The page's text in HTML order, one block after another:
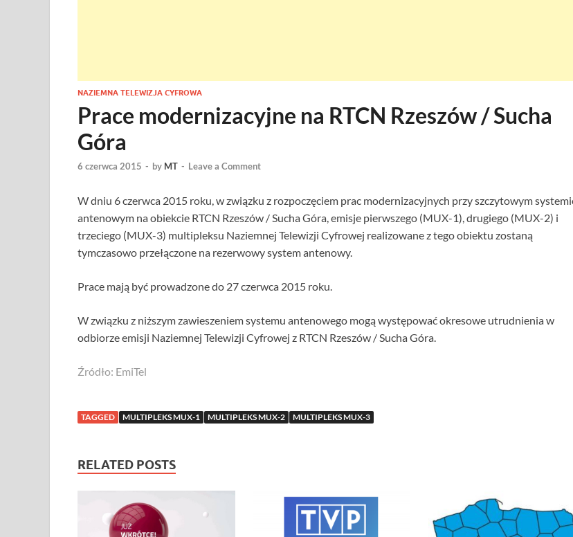
NAZIEMNA TELEWIZJA CYFROWA
Prace modernizacyjne na RTCN Rzeszów / Sucha
Góra
6 czerwca 2015 - by MT - Leave a Comment
W dniu 6 czerwca 2015 roku, w związku z rozpoczęciem prac modernizacyjnych przy szczytowym
antenowym na obiekcie RTCN Rzeszów / Sucha Góra, emisje pierwszego (MUX-1), drugiego (MUX-2) i
trzeciego (MUX-3) multipleksu Naziemnej Telewizji Cyfrowej realizowane z tego obiektu zostaną
tymczasowo przełączone na rezerwowy system antenowy.
Prace mają być prowadzone do 27 czerwca 2015 roku.
W związku z niższym zawieszeniem systemu antenowego mogą występować okresowe utrudnienia w
odbiorze emisji Naziemnej Telewizji Cyfrowej z RTCN Rzeszów / Sucha Góra.
Źródło: EmiTel
TAGGED MULTIPLEKS MUX-1 MULTIPLEKS MUX-2 MULTIPLEKS MUX-3
RELATED POSTS